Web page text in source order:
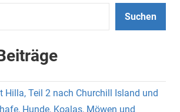
Suchen
Hilla, Teil 2 nach Churchill Island und
Hunde, Koalas, Möwen und